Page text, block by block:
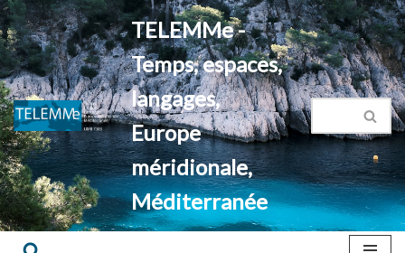
Aller
au
contenu
TELEMMe -
Temps, espaces,
langages,
Europe
méridionale,
Méditerranée